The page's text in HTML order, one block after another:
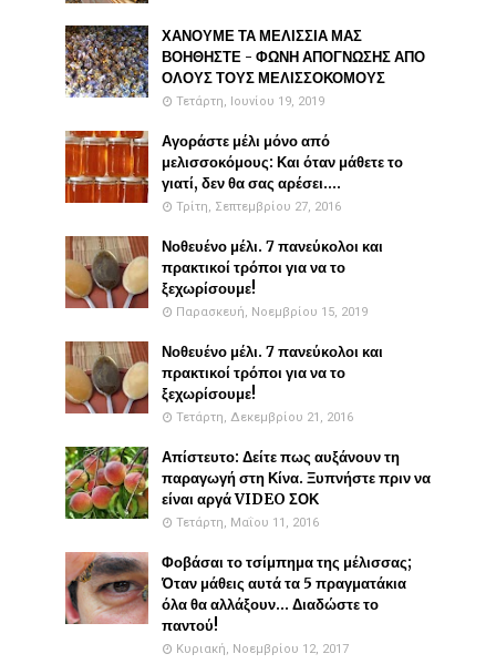
ΧΑΝΟΥΜΕ ΤΑ ΜΕΛΙΣΣΙΑ ΜΑΣ
ΒΟΗΘΗΣΤΕ - ΦΩΝΗ ΑΠΟΓΝΩΣΗΣ ΑΠΟ
ΟΛΟΥΣ ΤΟΥΣ ΜΕΛΙΣΣΟΚΟΜΟΥΣ
Τετάρτη, Ιουνίου 19, 2019
Αγοράστε μέλι μόνο από
μελισσοκόμους: Και όταν μάθετε το
γιατί, δεν θα σας αρέσει....
Τρίτη, Σεπτεμβρίου 27, 2016
Νοθευένο μέλι. 7 πανεύκολοι και
πρακτικοί τρόποι για να το
ξεχωρίσουμε!
Παρασκευή, Νοεμβρίου 15, 2019
Νοθευένο μέλι. 7 πανεύκολοι και
πρακτικοί τρόποι για να το
ξεχωρίσουμε!
Τετάρτη, Δεκεμβρίου 21, 2016
Απίστευτο: Δείτε πως αυξάνουν τη
παραγωγή στη Κίνα. Ξυπνήστε πριν να
είναι αργά VIDEO ΣΟΚ
Τετάρτη, Μαΐου 11, 2016
Φοβάσαι το τσίμπημα της μέλισσας;
Όταν μάθεις αυτά τα 5 πραγματάκια
όλα θα αλλάξουν... Διαδώστε το
παντού!
Κυριακή, Νοεμβρίου 12, 2017